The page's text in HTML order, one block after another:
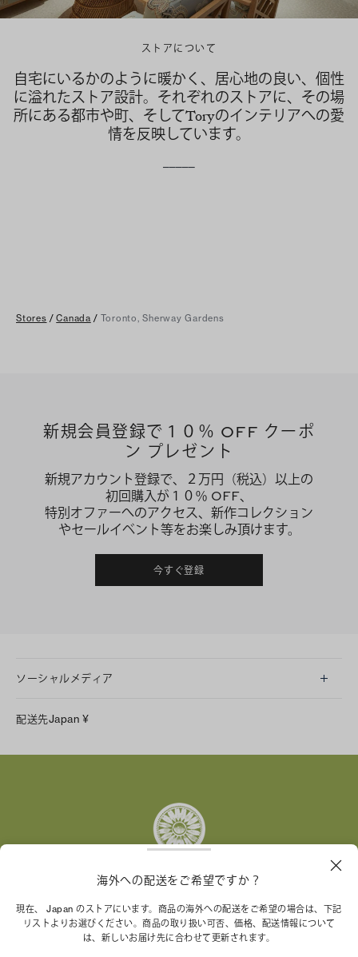
ストアについて
自宅にいるかのように暖かく、居心地の良い、個性
に溢れたストア設計。それぞれのストアに、その場
所にある都市や町、そしてToryのインテリアへの愛
情を反映しています。
Stores / Canada / Toronto, Sherway Gardens
新規会員登録で１０％ OFF クーポ
ン プレゼント
新規アカウント登録で、２万円（税込）以上の
初回購入が１０％ OFF、
特別オファーへのアクセス、新作コレクション
やセールイベント等をお楽しみ頂けます。
今すぐ登録
ソーシャルメディア
Facebook
配送先Japan ¥
トリー バーチ財団は、女性起業家が持続可能な企業を築
くことを支援しています。
海外への配送をご希望ですか？
現在、 Japan のストアにいます。商品の海外への配送をご希望の場合は、下記
リストよりお選びください。商品の取り扱い可否、価格、配送情報について
は、新しいお届け先に合わせて更新されます。